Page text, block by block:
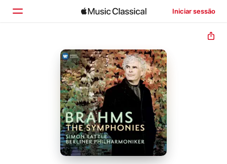
Iniciar sessão
Explorar